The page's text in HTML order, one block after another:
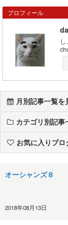
プロフィール
月別記事一覧を
カテゴリ別記事
お気に入りブロ
オーシャンズ８
2018年08月13日